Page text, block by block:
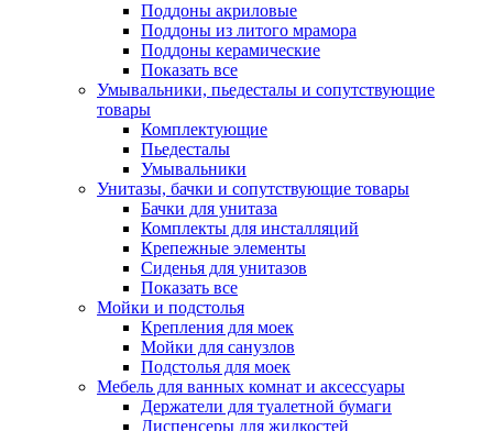
Поддоны акриловые
Поддоны из литого мрамора
Поддоны керамические
Показать все
Умывальники, пьедесталы и сопутствующие
товары
Комплектующие
Пьедесталы
Умывальники
Унитазы, бачки и сопутствующие товары
Бачки для унитаза
Комплекты для инсталляций
Крепежные элементы
Сиденья для унитазов
Показать все
Мойки и подстолья
Крепления для моек
Мойки для санузлов
Подстолья для моек
Мебель для ванных комнат и аксессуары
Держатели для туалетной бумаги
Диспенсеры для жидкостей